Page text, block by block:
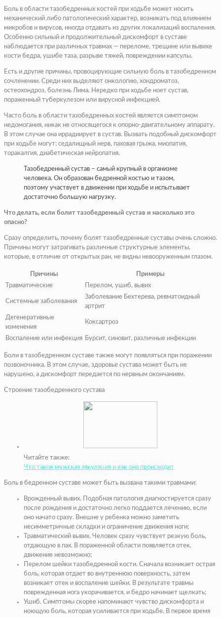
Боль в области тазобедренных костей при ходьбе может носить
механический либо патологический характер, возникать под влиянием
микробов и вирусов, иногда отдавать из других локализаций воспаления.
Особенно сильный и продолжительный дискомфорт в суставе
наблюдается при различных травмах — переломе, трещине или вывихе
кости бедра, ушибе таза, разрыве тяжей, повреждении капсулы.
Есть и другие причины, провоцирующие сильную боль в тазобедренном
сочленении. Среди них выделяют онкологию, хондроматоз,
остеохондроз, болезнь Лима. Нередко при ходьбе ноет сустав,
пораженный туберкулезом или вирусной инфекцией.
Часто боль в области тазобедренных костей является симптомом
недомогания, никак не относящегося к опорно-двигательному аппарату.
В этом случае она иррадиирует в сустав. Вызвать подобный дискомфорт
при ходьбе могут: седалищный нерв, паховая грыжа, миопатия,
торакалгия, диабетическая нейропатия.
Тазобедренный сустав – самый крупный в организме
человека. Он образован бедренной костью и тазом,
поэтому участвует в движении при ходьбе и испытывает
достаточно большую нагрузку.
Что делать, если болит тазобедренный сустав и насколько это
опасно?
Сразу определить, почему болят тазобедренные суставы очень сложно.
Причины могут затрагивать различные структурные элементы,
которые, в отличие от открытых ран, не видны невооруженным глазом.
Причины
Примеры
Травматические
Перелом, ушиб, вывих
Системные заболевания
Заболевание Бехтерева, ревматоидный
артрит
Дегенеративные
изменения
Коксартроз
Воспаление или инфекция Бурсит, синовит, различные инфекции
Боли в тазобедренном суставе также могут появляться при поражении
позвоночника. В этом случае, здоровье сустава может быть не
нарушено, а дискомфорт передается по нервным окончаниям.
Строение тазобедренного сустава
Читайте также:
Что такое мужская эякуляция и как она происходит
Боль в бедренном суставе может быть вызвана такими травмами:
Врожденный вывих. Подобная патология диагностируется сразу
после рождения и достаточно легко поддается лечению, если
оно начато сразу. Внешне у ребенка можно заметить
несимметричные складки и ограничение движения ноги;
Травматический вывих. Человек сразу чувствует резкую боль,
отдающую в пах. В пораженной области появляется отек,
движение невозможно;
Перелом шейки тазобедренной кости. Сначала возникает острая
боль, которая отдает во внутреннюю поверхность, затем
возникает отек и воспаление шейки. В результате травмы
поврежденная нога укорачивается, и бедро начинает щелкать;
Ушиб. Симптомы скорее напоминают чувство дискомфорта и
ноющую боль, которая усиливается при ходьбе. В первое время